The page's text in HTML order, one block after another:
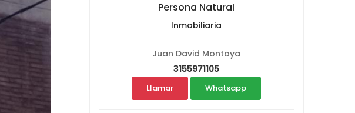
Persona Natural
Inmobiliaria
Juan David Montoya
3155971105
Llamar Whatsapp